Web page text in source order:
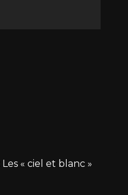
Les « ciel et blanc »